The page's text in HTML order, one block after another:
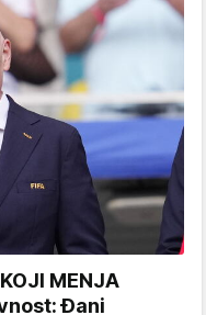
MENJA
Đani